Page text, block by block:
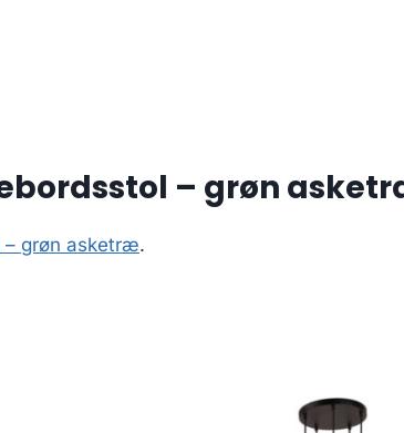
– grøn
– grøn asketræ.